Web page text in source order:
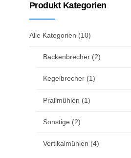
Produkt Kategorien
Alle Kategorien (10)
Backenbrecher (2)
Kegelbrecher (1)
Prallmühlen (1)
Sonstige (2)
Vertikalmühlen (4)